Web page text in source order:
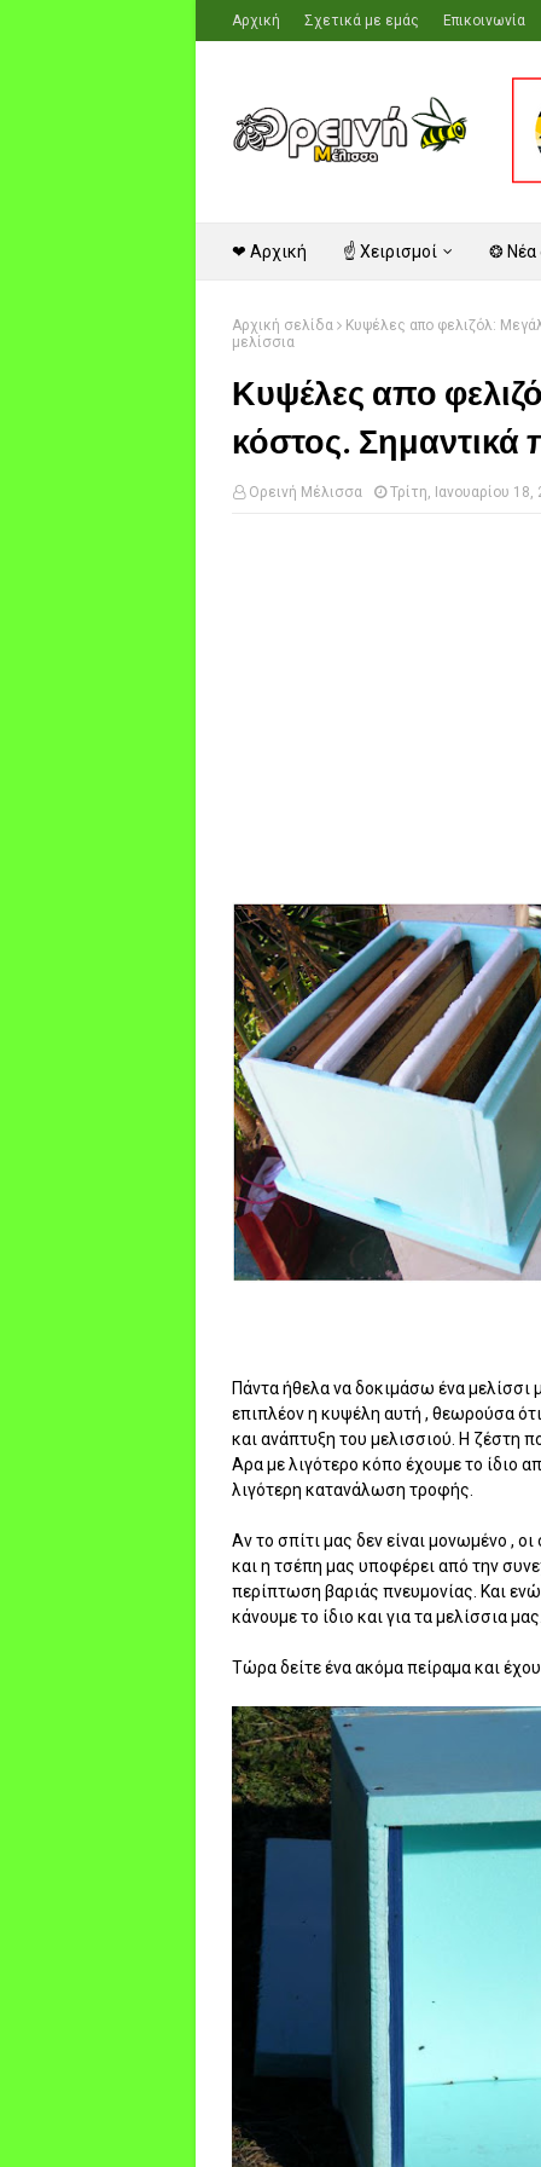
Αρχική Σχετικά με εμάς Επικοινωνία
❤ Αρχική ☝ Χειρισμοί ❂ Νέα
Αρχική σελίδα
Κυψέλες απο φελιζόλ:
μελίσσια
Κυψέλες απο
κόστος. Σημαντικά
Ορεινή Μέλισσα Τρίτη, Ιανουαρίου 18,
Πάντα ήθελα να δοκιμάσω ένα
επιπλέον η κυψέλη αυτή , θεωρούσα
και ανάπτυξη του μελισσιού. Η ζέστη
Αρα με λιγότερο κόπο έχουμε το ίδιο
λιγότερη κατανάλωση τροφής.
Αν το σπίτι μας δεν είναι μονωμένο ,
και η τσέπη μας υποφέρει από την
περίπτωση βαριάς πνευμονίας. Και
κάνουμε το ίδιο και για τα μελίσσια
Τώρα δείτε ένα ακόμα πείραμα και